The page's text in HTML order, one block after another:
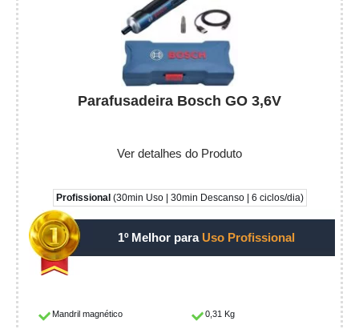
Parafusadeira Bosch GO 3,6V
Ver detalhes do Produto
Profissional (30min Uso | 30min Descanso | 6 ciclos/dia)
1º Melhor para Uso Profissional
Mandril magnético 0,31 Kg